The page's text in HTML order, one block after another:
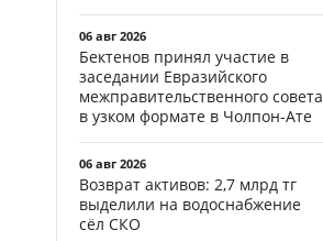
06 авг 2026
Бектенов принял участие в
заседании Евразийского
межправительственного совета
в узком формате в Чолпон-Ате
06 авг 2026
Возврат активов: 2,7 млрд тг
выделили на водоснабжение
сёл СКО